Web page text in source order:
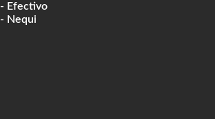
- Efectivo
- Nequi